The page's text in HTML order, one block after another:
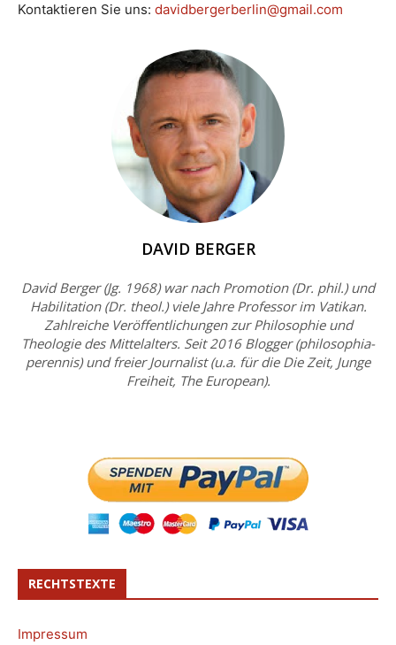
Kontaktieren Sie uns: davidbergerberlin@gmail.com
DAVID BERGER
David Berger (Jg. 1968) war nach Promotion (Dr. phil.) und
Habilitation (Dr. theol.) viele Jahre Professor im Vatikan.
Zahlreiche Veröffentlichungen zur Philosophie und
Theologie des Mittelalters. Seit 2016 Blogger (philosophia-
perennis) und freier Journalist (u.a. für die Die Zeit, Junge
Freiheit, The European).
RECHTSTEXTE
Impressum